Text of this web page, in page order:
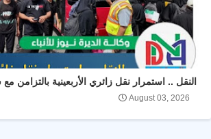
النقل .. استمرار نقل زائري الأربعينية بالتزامن
August 03, 2026